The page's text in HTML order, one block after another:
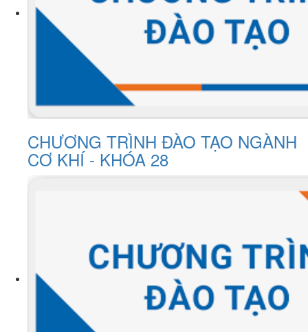
CHƯƠNG TRÌNH ĐÀO TẠO NGÀNH
CƠ KHÍ - KHÓA 28